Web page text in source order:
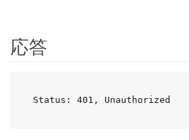
応答
Status: 401, Unauthorized